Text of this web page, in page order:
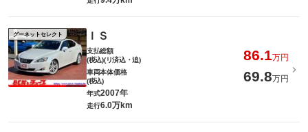
グーネットセレクト ＩＳ
支払総額
(税込)(リ済込・追)
86.1万円
車両本体価格
(税込)
69.8万円
年式2007年
走行6.0万km